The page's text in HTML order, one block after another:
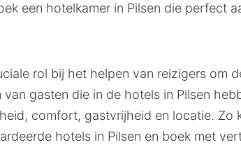
een hotelkamer in Pilsen die perfect
rol bij het helpen van reizigers om
gasten die in de hotels in Pilsen
comfort, gastvrijheid en locatie.
hotels in Pilsen en boek met